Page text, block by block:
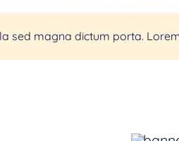
sed magna dictum porta.